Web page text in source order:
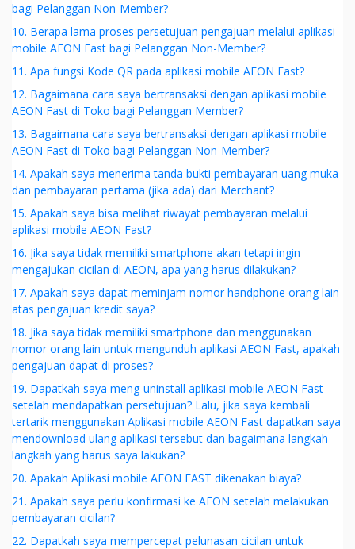
bagi Pelanggan Non-Member?
10. Berapa lama proses persetujuan pengajuan melalui aplikasi
mobile AEON Fast bagi Pelanggan Non-Member?
11. Apa fungsi Kode QR pada aplikasi mobile AEON Fast?
12. Bagaimana cara saya bertransaksi dengan aplikasi mobile
AEON Fast di Toko bagi Pelanggan Member?
13. Bagaimana cara saya bertransaksi dengan aplikasi mobile
AEON Fast di Toko bagi Pelanggan Non-Member?
14. Apakah saya menerima tanda bukti pembayaran uang muka
dan pembayaran pertama (jika ada) dari Merchant?
15. Apakah saya bisa melihat riwayat pembayaran melalui
aplikasi mobile AEON Fast?
16. Jika saya tidak memiliki smartphone akan tetapi ingin
mengajukan cicilan di AEON, apa yang harus dilakukan?
17. Apakah saya dapat meminjam nomor handphone orang lain
atas pengajuan kredit saya?
18. Jika saya tidak memiliki smartphone dan menggunakan
nomor orang lain untuk mengunduh aplikasi AEON Fast, apakah
pengajuan dapat di proses?
19. Dapatkah saya meng-uninstall aplikasi mobile AEON Fast
setelah mendapatkan persetujuan? Lalu, jika saya kembali
tertarik menggunakan Aplikasi mobile AEON Fast dapatkan saya
mendownload ulang aplikasi tersebut dan bagaimana langkah-
langkah yang harus saya lakukan?
20. Apakah Aplikasi mobile AEON FAST dikenakan biaya?
21. Apakah saya perlu konfirmasi ke AEON setelah melakukan
pembayaran cicilan?
22. Dapatkah saya mempercepat pelunasan cicilan untuk